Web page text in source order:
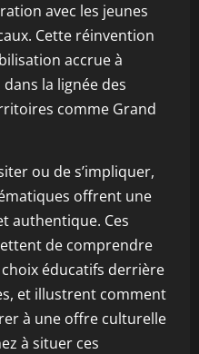
avec les jeunes
Cette réinvention
accrue à
la lignée des
comme Grand
ou de s’impliquer,
offrent une
authentique. Ces
de comprendre
éducatifs derrière
et illustrent comment
à une offre culturelle
à situer ces